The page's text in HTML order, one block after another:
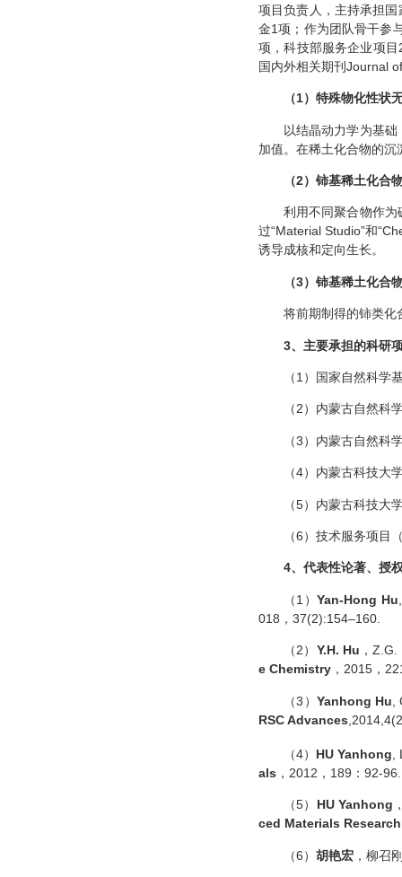
项目负责人，主持承担
金1项；作为团队骨干参
项，科技部服务企业项
国内外相关期刊Journal
（1）特殊物化性状
以结晶动力学为基
加值。在稀土化合物的
（2）铈基稀土化合
利用不同聚合物作
过“Material Studio”和
诱导成核和定向生长。
（3）铈基稀土化合
将前期制得的铈类化
3、主要承担的科研
（1）国家自然科学
（2）内蒙古自然科
（3）内蒙古自然科
（4）内蒙古科技大
（5）内蒙古科技大
（6）技术服务项目
4、代表性论著、授
（1）Yan-Hong Hu
018，37(2):154–160.
（2） Y.H. Hu ，
e Chemistry ，2015，
（3） Yanhong Hu
RSC Advances
（4） HU Yanhong
als ，2012，189：92-96.
（5） HU Yanhong
ced Materials Research
（6） 胡艳宏 ，柳召